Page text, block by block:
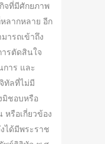
จที่มีศักยภาพ
ลากหลาย อีก
ารถเข้าถึง
รตัดสินใจ
การ และ
ทัลที่ไม่มี
มิชอบหรือ
หรือเกี่ยวข้อง
ได้มีพระราช